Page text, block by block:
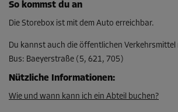
So kommst du an
Die Storebox ist mit dem Auto erreichbar.
Du kannst auch die öffentlichen Verkehrsmittel
Bus: Baeyerstraße (5, 621, 705)
Nützliche Informationen:
Wie und wann kann ich ein Abteil buchen?